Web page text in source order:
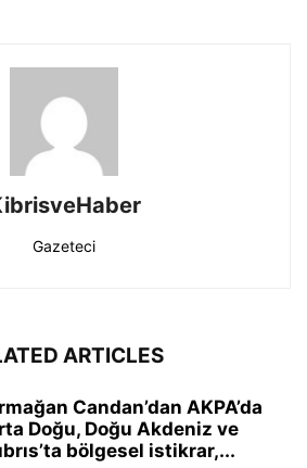
Gazeteci
ARTICLES
Candan’dan AKPA’da
Doğu, Doğu Akdeniz ve
bölgesel istikrar,...